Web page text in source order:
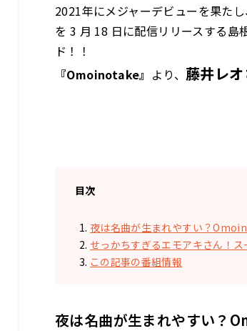
2021年にメジャーデビューを果たし
を 3 月 18 日に配信リリースする島
ド！！
『Omoinotake』 より、 藤井レ
目次
夜は名曲が生まれやすい？
せっかちすぎるエモアキさん！
この記事の番組情報
夜は名曲が生まれやすい？